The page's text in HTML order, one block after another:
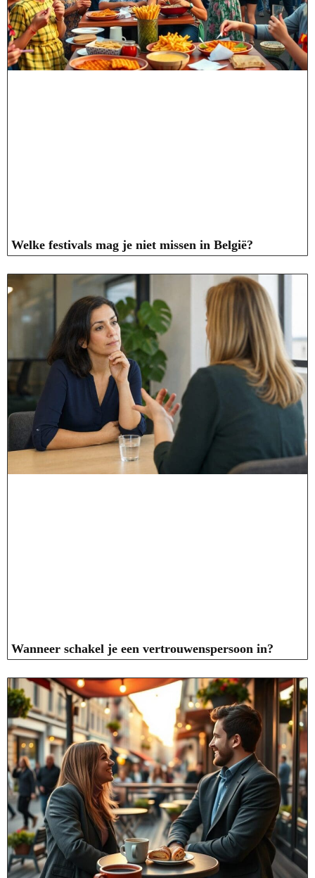
Welke festivals mag je niet missen in België?
Wanneer schakel je een vertrouwenspersoon in?